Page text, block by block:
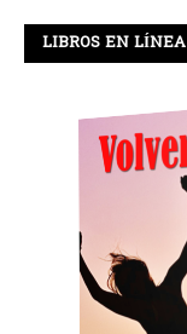
LIBROS EN LÍNEA